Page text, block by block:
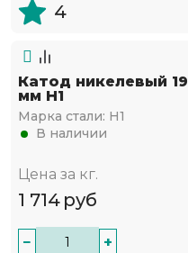
4
Катод никелевый 19
мм Н1
Марка стали: Н1
В наличии
Цена за кг.
1 714 руб
− +